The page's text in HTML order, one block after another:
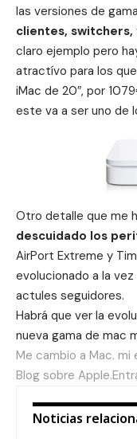
las versiones de
clientes, switchers,
claro ejemplo pero
atractívo para los
iMac de 20″, por
este va a ser uno de
Otro detalle que me
descuidado los
AirPort Extreme y
evolucionado a la
actules seguidores.
Habrá que ver la
nueva gama de mac
Me cambio a Mac.
Blog sobre
Noticias